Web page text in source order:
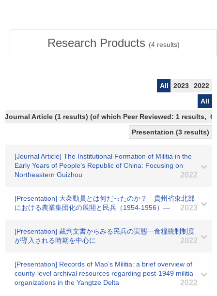
Research Products (4results)
All 2023
2022
All
Journal Article (1 results) (of which Peer Reviewed: 1 results,
Presentation (3 results)
[Journal Article] The Institutional Formation of Militia in the
Early Years of People’s Republic of China: Focusing on
Northeastern Guizhou
2022
[Presentation] 大衆動員とは何だったのか？―貴州省東北部
における農業集団化の展開と民兵（1954-1956）―
2023
[Presentation] 裁判文書からみる民兵の実態―食糧統制制度
が導入される時期を中心に
2022
[Presentation] Records of Mao’s Militia: a brief overview of
county-level archival resources regarding post-1949 militia
organizations in the Yangtze Delta
2022